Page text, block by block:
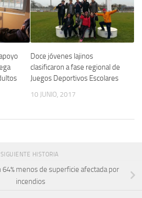
Doce jóvenes lajinos
clasificaron a fase regional de
Juegos Deportivos Escolares
10 JUNIO, 2017
SIGUIENTE HISTORIA
64% menos de superficie afectada por
incendios